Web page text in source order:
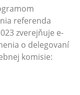
referenda
zverejňuje e-
o delegovaní
komisie: